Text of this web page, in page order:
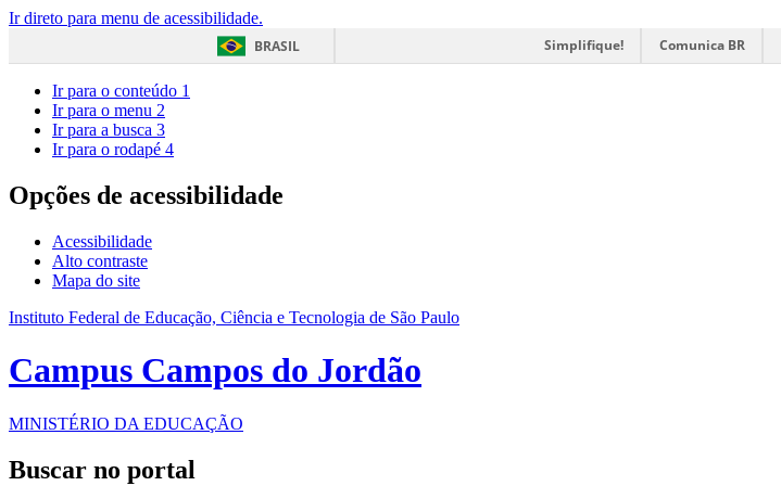
Ir direto para menu de acessibilidade.
BRASIL
Simplifique! Comunica BR
Ir para o conteúdo 1
Ir para o menu 2
Ir para a busca 3
Ir para o rodapé 4
Opções de acessibilidade
Acessibilidade
Alto contraste
Mapa do site
Instituto Federal de Educação, Ciência e Tecnologia de São Paulo
Campus Campos do Jordão
MINISTÉRIO DA EDUCAÇÃO
Buscar no portal